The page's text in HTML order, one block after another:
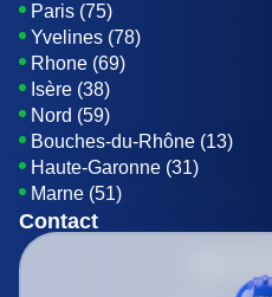
Paris (75)
Yvelines (78)
Rhone (69)
Isère (38)
Nord (59)
Bouches-du-Rhône (13)
Haute-Garonne (31)
Marne (51)
Contact